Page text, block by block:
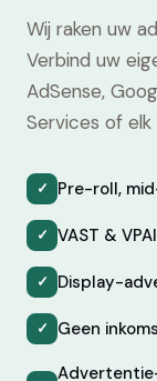
Wij raken uw
Verbind uw
AdSense,
Services of
✓ Pre-roll,
✓ VAST &
✓ Display-
✓ Geen